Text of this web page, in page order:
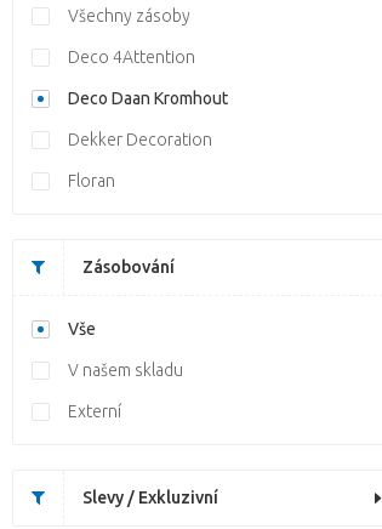
Všechny zásoby
Deco 4Attention
Deco Daan Kromhout
Dekker Decoration
Floran
Zásobování
Vše
V našem skladu
Externí
Slevy / Exkluzivní